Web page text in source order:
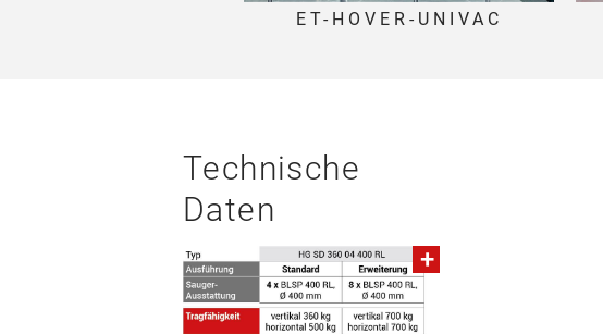
ET-HOVER-UNIVAC
Technische
Daten